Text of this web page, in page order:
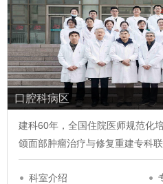
口腔科病区
建科60年，全国住院医师规范化
颌面部肿瘤治疗与修复重建专科
科室介绍